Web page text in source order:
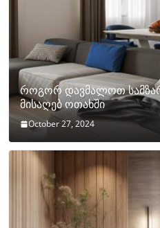
როგორ დავმალოთ
მისაღებ ოთახში
October 27, 2024